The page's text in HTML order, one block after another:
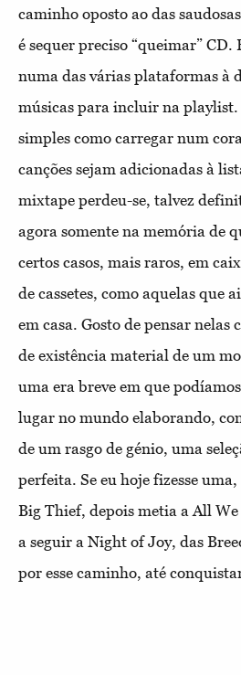
caminho oposto ao das
é sequer preciso “queimar”
numa das várias plataformas à
músicas para incluir na playlist.
simples como carregar num
canções sejam adicionadas à
mixtape perdeu-se, talvez
agora somente na memória de
certos casos, mais raros, em
de cassetes, como aquelas que
em casa. Gosto de pensar
de existência material de um
uma era breve em que
lugar no mundo elaborando,
de um rasgo de génio, uma
perfeita. Se eu hoje fizesse
Big Thief, depois metia a All
a seguir a Night of Joy, das
por esse caminho, até